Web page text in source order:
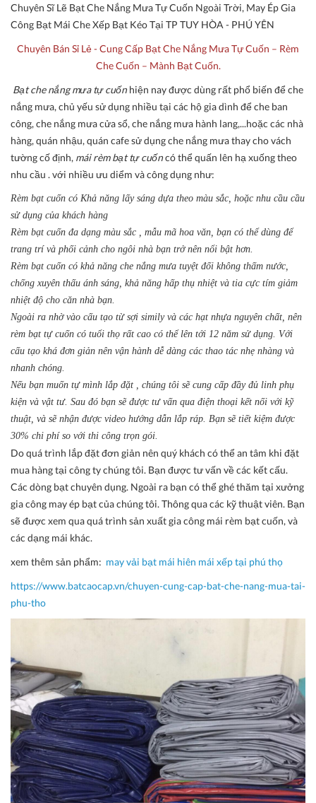
Chuyên Sĩ Lẽ Bạt Che Nắng Mưa Tự Cuốn Ngoài Trời, May Ép Gia
Công Bạt Mái Che Xếp Bạt Kéo Tại TP TUY HÒA - PHÚ YÊN
Chuyên Bán Sỉ Lẻ - Cung Cấp Bạt Che Nắng Mưa Tự Cuốn – Rèm
Che Cuốn – Mành Bạt Cuốn.
Bạt che nắng mưa tự cuốnhiện nay được dùng rất phổ biến để che
nắng mưa, chủ yếu sử dụng nhiều tại các hộ gia dình để che ban
công, che nắng mưa cửa sổ, che nắng mưa hành lang,...hoặc các nhà
hàng, quán nhậu, quán cafe sử dụng che nắng mưa thay cho vách
tường cố định, mái rèm bạt tự cuốncó thể quấn lên hạ xuống theo
nhu cầu . với nhiều ưu diểm và công dụng như:
Rèm bạt cuốn có Khả năng lấy sáng dựa theo màu sắc, hoặc nhu cầu cầu
sử dụng của khách hàng
Rèm bạt cuốn đa dạng màu sắc , mẫu mã hoa văn, bạn có thể dùng để
trang trí và phối cảnh cho ngôi nhà bạn trở nên nổi bật hơn.
Rèm bạt cuốn có khả năng che nắng mưa tuyệt đối không thấm nước,
chống xuyên thấu ánh sáng, khả năng hấp thụ nhiệt và tia cực tím giảm
nhiệt độ cho căn nhà bạn.
Ngoài ra nhờ vào cấu tạo từ sợi simily và các hạt nhựa nguyên chất, nên
rèm bạt tự cuốn có tuổi thọ rất cao có thể lên tới 12 năm sử dụng. Với
cấu tạo khá đơn giản nên vận hành dễ dàng các thao tác nhẹ nhàng và
nhanh chóng.
Nếu bạn muốn tự mình lắp đặt , chúng tôi sẽ cung cấp đầy đủ linh phụ
kiện và vật tư. Sau đó bạn sẽ được tư vấn qua điện thoại kết nối với kỹ
thuật, và sẽ nhận được video hướng dẫn lắp ráp. Bạn sẽ tiết kiệm được
30% chi phí so với thi công trọn gói.
Do quá trình lắp đặt đơn giản nên quý khách có thể an tâm khi đặt
mua hàng tại công ty chúng tôi. Bạn được tư vấn về các kết cấu.
Các dòng bạt chuyên dụng. Ngoài ra bạn có thể ghé thăm tại xưởng
gia công may ép bạt của chúng tôi. Thông qua các kỹ thuật viên. Bạn
sẽ được xem qua quá trình sản xuất gia công mái rèm bạt cuốn, và
các dạng mái khác.
xem thêm sản phẩm: may vải bạt mái hiên mái xếptại phú thọ
https://www.batcaocap.vn/chuyen-cung-cap-bat-che-nang-mua-tai-
phu-tho